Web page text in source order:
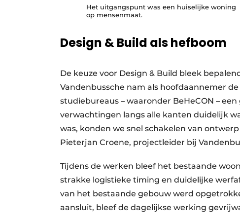
Het uitgangspunt was een huiselijke woning
op mensenmaat.
Design & Build als hefboom
De keuze voor Design & Build bleek
Vandenbussche nam als hoofdaannemer
studiebureaus – waaronder BeHeCON –
verwachtingen langs alle kanten duidelijk
was, konden we snel schakelen van
Pieterjan Croene, projectleider bij
Tijdens de werken bleef het bestaande
strakke logistieke timing en duidelijke
van het bestaande gebouw werd
aansluit, bleef de dagelijkse werking